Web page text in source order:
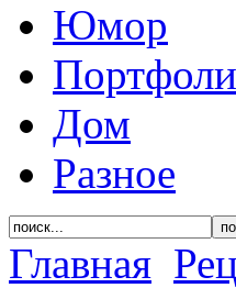
Юмор
Дом
Разное
Главная